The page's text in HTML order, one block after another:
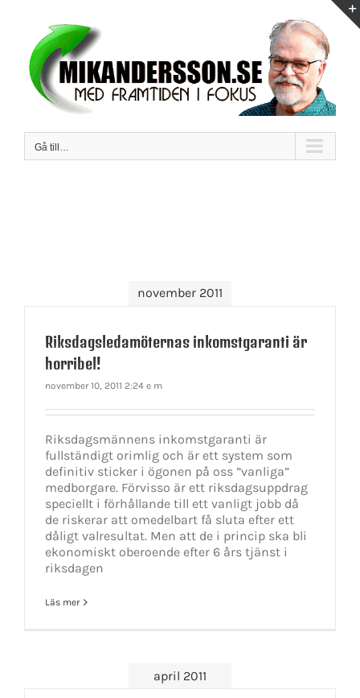
innehållet
Gå till…
november 2011
Riksdagsledamöternas inkomstgaranti är
horribel!
november 10, 2011 2:24 e m
Riksdagsmännens inkomstgaranti är
fullständigt orimlig och är ett system som
definitiv sticker i ögonen på oss ”vanliga”
medborgare. Förvisso är ett riksdagsuppdrag
speciellt i förhållande till ett vanligt jobb då
de riskerar att omedelbart få sluta efter ett
dåligt valresultat. Men att de i princip ska bli
ekonomiskt oberoende efter 6 års tjänst i
riksdagen
Läs mer
april 2011